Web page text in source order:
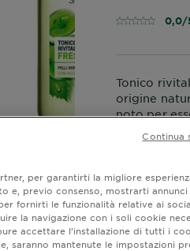
SLIDE 1SLIDE 2
0,0/
Tonico
origine
noto per
FORMATO
Dove
per garantirti la migliore
e, previo consenso, mostrarti annunci
fornirti le funzionalità relative ai
la navigazione con i soli cookie
accettare l’installazione di tutti i
saranno mantenute le impostazioni
Continua